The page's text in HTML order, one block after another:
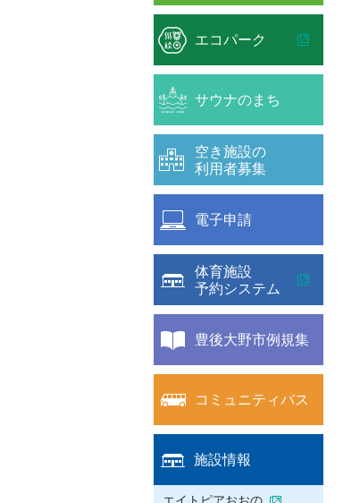
エコパーク
サウナのまち
空き施設の
利用者募集
電子申請
体育施設
予約システム
豊後大野市例規集
コミュニティバス
施設情報